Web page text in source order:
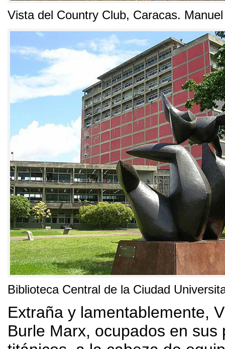
Vista del Country Club, Caracas.
Biblioteca Central de la Ciudad
Extraña y lamentablemente,
Burle Marx, ocupados en sus